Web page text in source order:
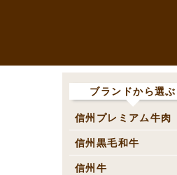
ブランドから選ぶ
信州プレミアム牛肉
信州黒毛和牛
信州牛